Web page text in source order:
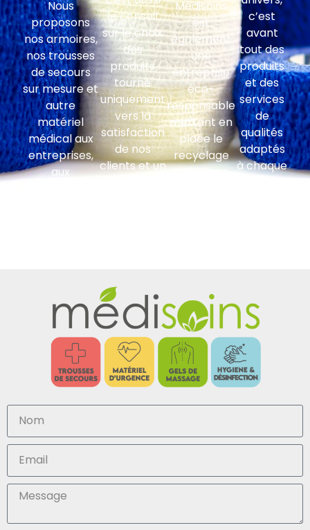
Nous
proposons
nos armoires,
nos trousses
de secours
sur mesure et
autre
matériel
médical aux
entreprises,
aux
le conseil
sur le choix
des
produits
tourné
uniquement
vers la
satisfaction
de nos
clients et un
Médisoins
est
également
une
entreprise
éco-
responsable
mettant en
place le
recyclage
spécifique
c’est
avant
tout des
produits
et des
services
de
qualités
adaptés
à chaque